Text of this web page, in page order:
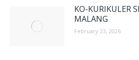
KO-KURIKULER
MALANG
February 23, 2026